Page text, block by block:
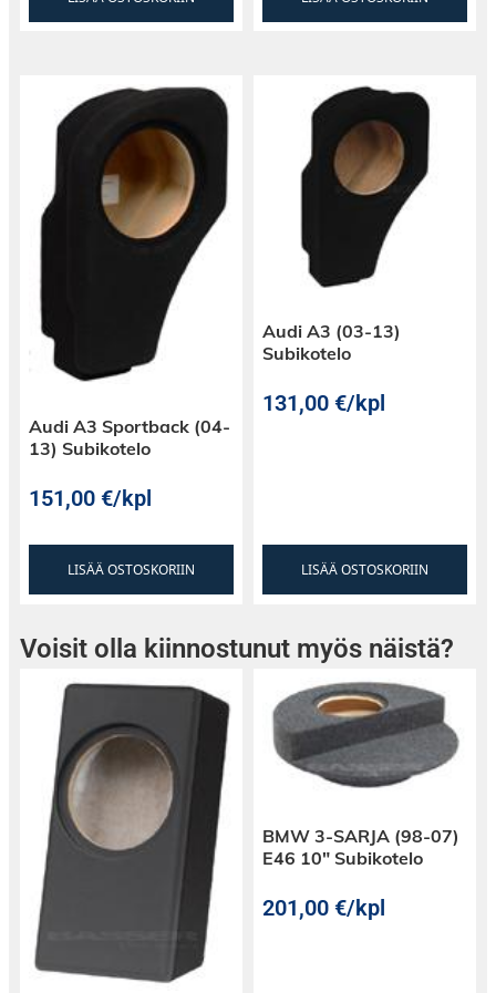
Audi A3 Sportback (04-
13) Subikotelo
151,00€/kpl
LISÄÄ OSTOSKORIIN
Audi A3 (03-13)
Subikotelo
131,00€/kpl
LISÄÄ OSTOSKORIIN
Voisit olla kiinnostunut myös näistä?
BMW 3-SARJA (98-07)
E46 10″ Subikotelo
201,00€/kpl